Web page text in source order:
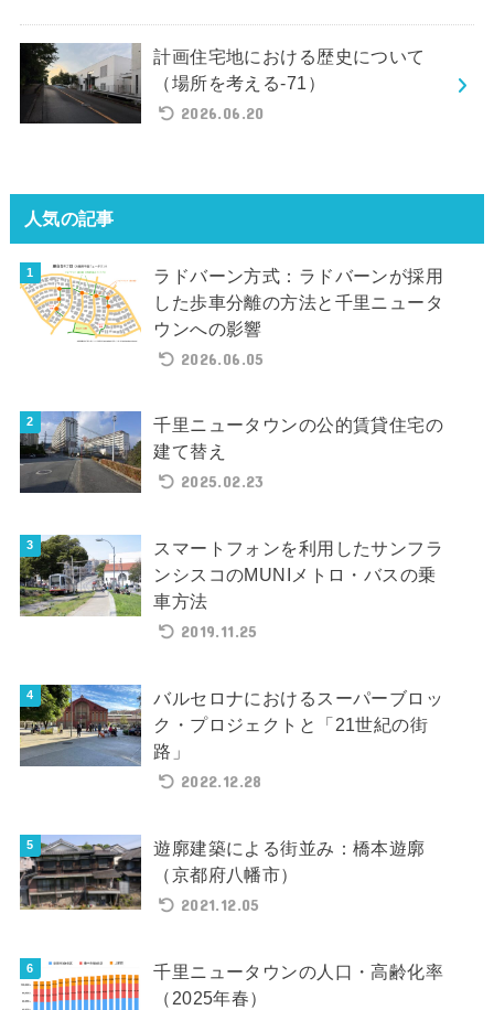
計画住宅地における歴史について
（場所を考える-71）
2026.06.20
人気の記事
ラドバーン方式：ラドバーンが採用
した歩車分離の方法と千里ニュータ
ウンへの影響
2026.06.05
千里ニュータウンの公的賃貸住宅の
建て替え
2025.02.23
スマートフォンを利用したサンフラ
ンシスコのMUNIメトロ・バスの乗
車方法
2019.11.25
バルセロナにおけるスーパーブロッ
ク・プロジェクトと「21世紀の街
路」
2022.12.28
遊廓建築による街並み：橋本遊廓
（京都府八幡市）
2021.12.05
千里ニュータウンの人口・高齢化率
（2025年春）